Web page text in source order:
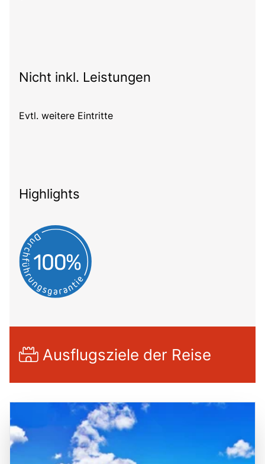
Nicht inkl. Leistungen
Evtl. weitere Eintritte
Highlights
Ausflugsziele der Reise